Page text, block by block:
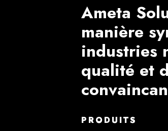
Ameta
manière
industries
qualité et
PRODUITS